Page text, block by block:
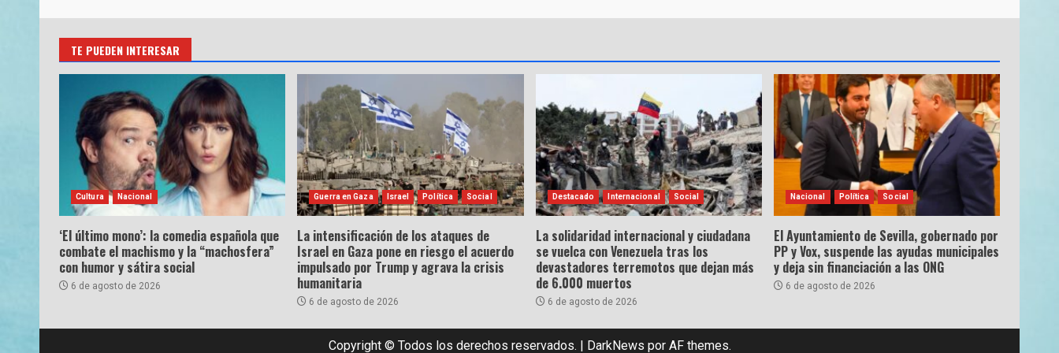
TE PUEDEN INTERESAR
Cultura Nacional
‘El último mono’: la comedia española que
combate el machismo y la “machosfera”
con humor y sátira social
6 de agosto de 2026
Guerra en Gaza Israel Política Social
La intensificación de los ataques de
Israel en Gaza pone en riesgo el acuerdo
impulsado por Trump y agrava la crisis
humanitaria
6 de agosto de 2026
Destacado Internacional Social
La solidaridad internacional y ciudadana
se vuelca con Venezuela tras los
devastadores terremotos que dejan más
de 6.000 muertos
6 de agosto de 2026
Nacional Política Social
El Ayuntamiento de Sevilla, gobernado por
PP y Vox, suspende las ayudas municipales
y deja sin financiación a las ONG
6 de agosto de 2026
Copyright © Todos los derechos reservados. | DarkNews por AF themes.